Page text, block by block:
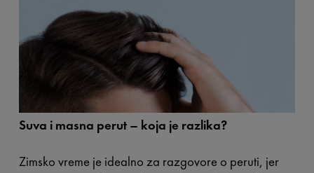
Suva i masna perut – koja je razlika?
Zimsko vreme je idealno za razgovore o peruti, jer